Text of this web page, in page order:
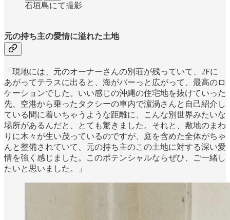
石垣島にて撮影
元の持ち主の愛情に溢れた土地
「現地には、元のオーナーさんの別荘が残っていて、2Fに
あがってテラスに出ると、海がバーっと広がって、最高のロ
ケーションでした。いい感じの沖縄の住宅地を抜けていった
先、空港から乗ったタクシーの車内で濵渦さんと自己紹介し
ている間に着いちゃうような距離に、こんな別世界みたいな
場所があるんだと、とても驚きました。それと、敷地のまわ
りに木々が生い茂っているのですが、庭を含めた全体がちゃ
んと整備されていて、元の持ち主のこの土地に対する深い愛
情を強く感じました。このポテンシャルならぜひ、ご一緒し
たいと思いました。」